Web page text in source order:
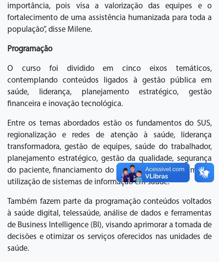
importância, pois visa a valorização das equipes e o
fortalecimento de uma assistência humanizada para toda a
população”, disse Milene.
Programação
O curso foi dividido em cinco eixos temáticos,
contemplando conteúdos ligados à gestão pública em
saúde, liderança, planejamento estratégico, gestão
financeira e inovação tecnológica.
Entre os temas abordados estão os fundamentos do SUS,
regionalização e redes de atenção à saúde, liderança
transformadora, gestão de equipes, saúde do trabalhador,
planejamento estratégico, gestão da qualidade, segurança
do paciente, financiamento do SUS, controle de insumos e
utilização de sistemas de informação em saúde.
Também fazem parte da programação conteúdos voltados
à saúde digital, telessaúde, análise de dados e ferramentas
de Business Intelligence (BI), visando aprimorar a tomada de
decisões e otimizar os serviços oferecidos nas unidades de
saúde.